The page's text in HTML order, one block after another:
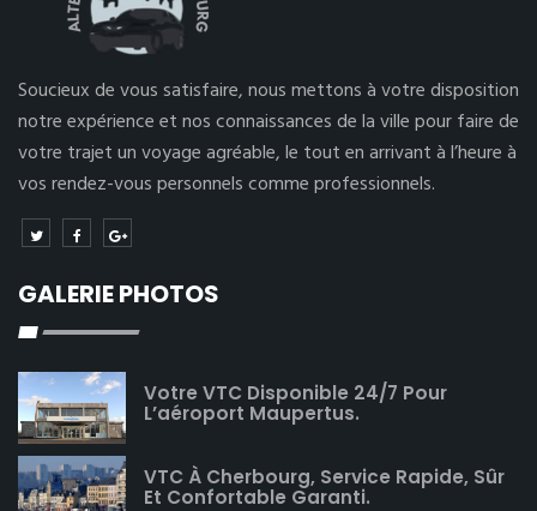
Soucieux de vous satisfaire, nous mettons à votre disposition
notre expérience et nos connaissances de la ville pour faire de
votre trajet un voyage agréable, le tout en arrivant à l’heure à
vos rendez-vous personnels comme professionnels.
GALERIE PHOTOS
Votre VTC Disponible 24/7 Pour
L’aéroport Maupertus.
VTC À Cherbourg, Service Rapide, Sûr
Et Confortable Garanti.